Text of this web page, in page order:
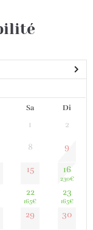
Sa Di
1 2
8 9
15 16
230€
22
165€
23
165€
29 30